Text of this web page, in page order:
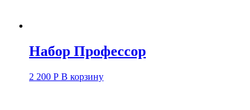
Набор Профессор
2 200 Р В корзину